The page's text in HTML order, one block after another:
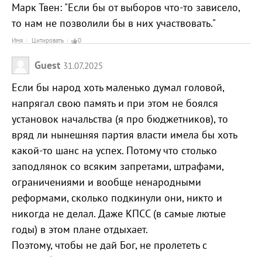
Марк Твен: "Если бы от выборов что-то зависело,
то нам не позволили бы в них участвовать."
Имя Цитировать 0
Guest 31.07.2025
Если бы народ хоть маленько думал головой,
напрягал свою память и при этом не боялся
установок начальства (я про бюджетников), то
вряд ли нынешняя партия власти имела бы хоть
какой-то шанс на успех. Потому что столько
заподлянок со всяким запретами, штрафами,
ограничениями и вообще ненародными
реформами, сколько подкинули они, никто и
никогда не делал. Даже КПСС (в самые лютые
годы) в этом плане отдыхает.
Поэтому, чтобы не дай Бог, не пролететь с